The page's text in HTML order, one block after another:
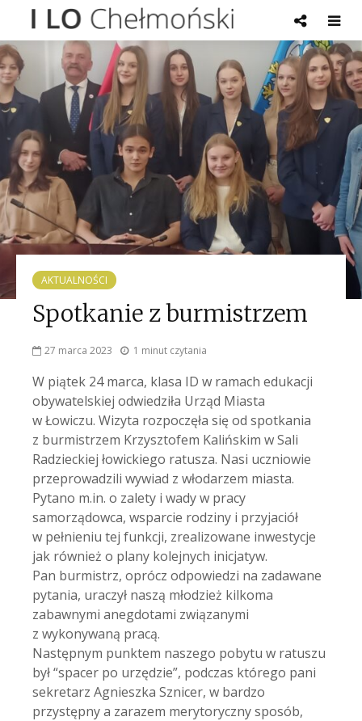
AKTUALNOŚCI
Spotkanie z burmistrzem
27 marca 2023 1 minut czytania
W piątek 24 marca, klasa ID w ramach edukacji
obywatelskiej odwiedziła Urząd Miasta
w Łowiczu. Wizyta rozpoczęła się od spotkania
z burmistrzem Krzysztofem Kalińskim w Sali
Radzieckiej łowickiego ratusza. Nasi uczniowie
przeprowadzili wywiad z włodarzem miasta.
Pytano m.in. o zalety i wady w pracy
samorządowca, wsparcie rodziny i przyjaciół
w pełnieniu tej funkcji, zrealizowane inwestycje
jak również o plany kolejnych inicjatyw.
Pan burmistrz, oprócz odpowiedzi na zadawane
pytania, uraczył naszą młodzież kilkoma
zabawnymi anegdotami związanymi
z wykonywaną pracą.
Następnym punktem naszego pobytu w ratuszu
był “spacer po urzędzie”, podczas którego pani
sekretarz Agnieszka Sznicer, w bardzo
przystępny a zarazem merytoryczny sposób,